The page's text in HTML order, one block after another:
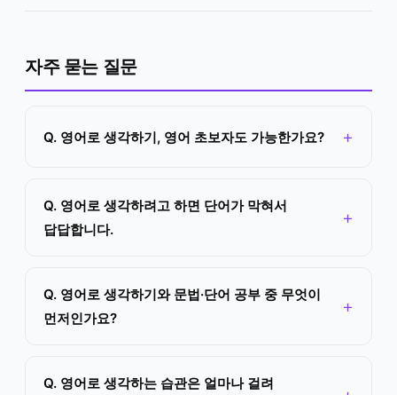
자주 묻는 질문
Q. 영어로 생각하기, 영어 초보자도 가능한가요?
Q. 영어로 생각하려고 하면 단어가 막혀서
답답합니다.
Q. 영어로 생각하기와 문법·단어 공부 중 무엇이
먼저인가요?
Q. 영어로 생각하는 습관은 얼마나 걸려